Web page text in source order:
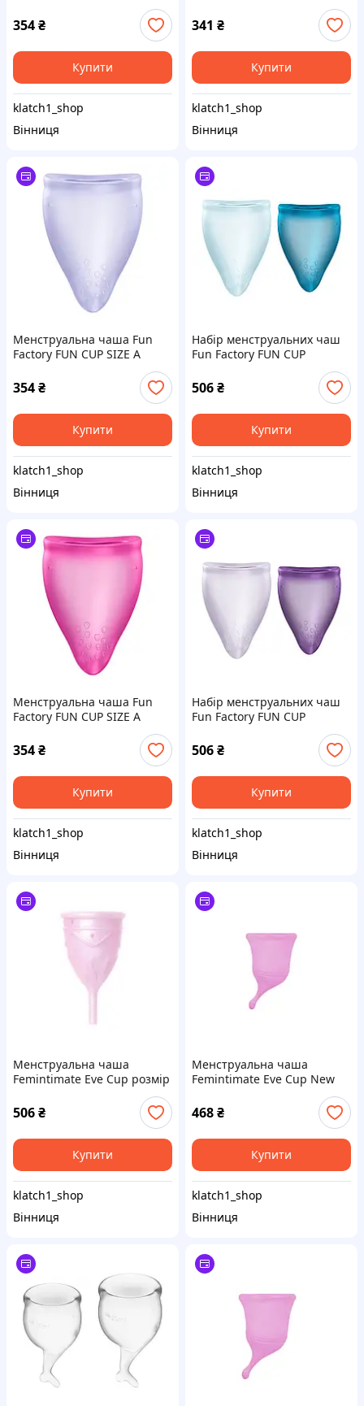
діаметр 4 см, об’єм 20 мл
354₴
Купити
klatch1_shop
Вінниця
діаметр 4,3 см, об’єм 30 мл
341 ₴
Купити
klatch1_shop
Вінниця
Менструальна чаша Fun
Factory FUN CUP SIZE A
діаметр 4 см, об’єм 20 мл
354₴
Купити
klatch1_shop
Вінниця
Набір менструальних чаш
Fun Factory FUN CUP
Multicolored Turquoise,
об’єми 20 та 30 мл
506₴
Купити
klatch1_shop
Вінниця
Менструальна чаша Fun
Factory FUN CUP SIZE A
діаметр 4 см, об’єм 20 мл
354₴
Купити
klatch1_shop
Вінниця
Набір менструальних чаш
Fun Factory FUN CUP
Multicolored Violet, об’єми
20 та 30 мл
506₴
Купити
klatch1_shop
Вінниця
Менструальна чаша
Femintimate Eve Cup розмір
рясних виділень
506₴
Купити
klatch1_shop
Вінниця
Менструальна чаша
Femintimate Eve Cup New
ергономічний дизайн
468₴
Купити
klatch1_shop
Вінниця